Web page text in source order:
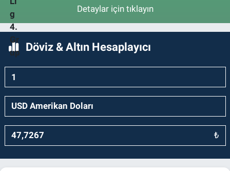
Detaylar için tıklayın
Döviz & Altın Hesaplayıcı
₺